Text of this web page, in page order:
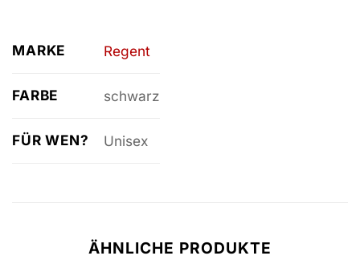
MARKE Regent
FARBE schwarz
FÜR WEN? Unisex
ÄHNLICHE PRODUKTE